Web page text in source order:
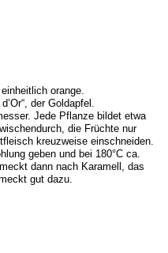
orange.
der Goldapfel.
Jede Pflanze bildet etwa
die Früchte nur
kreuzweise einschneiden.
geben und bei 180°C ca.
dann nach Karamell, das
gut dazu.